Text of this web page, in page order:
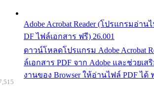
Adobe Acrobat Reader (โปรแกรมอ่าน
DF ไฟล์เอกสาร ฟรี) 26.001
ดาวน์โหลดโปรแกรม Adobe Acrobat
ล์เอกสาร PDF จาก Adobe และช่วยเ
งานของ Browser ให้อ่านไฟล์ PDF ได้